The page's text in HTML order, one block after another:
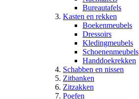
Bureautafels
Kasten en rekken
Boekenmeubels
Dressoirs
Kledingmeubels
Schoenenmeubels
Handdoekrekken
Schabben en nissen
Zitbanken
Zitzakken
Poefen